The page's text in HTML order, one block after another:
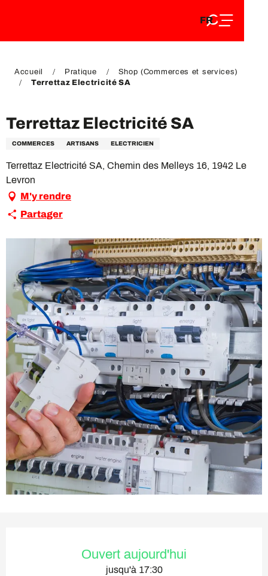
DE
FR
EN
Accueil Pratique
Shop (Commerces et services)
Terrettaz Electricité SA
Terrettaz Electricité SA
COMMERCES ARTISANS ELECTRICIEN
Terrettaz Electricité SA, Chemin des Melleys 16, 1942 Le
Levron
M'y rendre
Partager
Ouvert aujourd'hui
jusqu'à 17:30